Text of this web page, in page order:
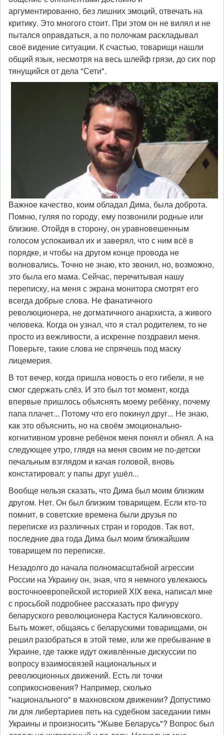
аргументированно, без лишних эмоций, отвечать на
критику. Это многого стоит. При этом он не вилял и не
пытался оправдаться, а по полочкам раскладывал
своё видение ситуации. К счастью, товарищи нашли
общий язык, несмотря на весь шлейф грязи, до сих пор
тянущийся от дела "Сети".
Важное качество, коим обладал Дима, была доброта.
Помню, гуляя по городу, ему позвонили родные или
близкие. Отойдя в сторону, он уравновешенным
голосом успокаивал их и заверял, что с ним всё в
порядке, и чтобы на другом конце провода не
волновались. Точно не знаю, кто звонил, но, возможно,
это была его мама. Сейчас, перечитывая нашу
переписку, на меня с экрана монитора смотрят его
всегда добрые слова. Не фанатичного
революционера, не догматичного анархиста, а живого
человека. Когда он узнал, что я стал родителем, то не
просто из вежливости, а искренне поздравил меня.
Поверьте, такие слова не спрячешь под маску
лицемерия.
В тот вечер, когда пришла новость о его гибели, я не
смог сдержать слёз. И это был тот момент, когда
впервые пришлось объяснять моему ребёнку, почему
папа плачет... Потому что его покинул друг... Не знаю,
как это объяснить, но на своём эмоционально-
когнитивном уровне ребёнок меня понял и обнял. А на
следующее утро, глядя на меня своим не по-детски
печальным взглядом и качая головой, вновь
констатировал: у папы друг ушёл...
Вообще нельзя сказать, что Дима был моим близким
другом. Нет. Он был близким товарищем. Если кто-то
помнит, в советские времена были друзья по
переписке из различных стран и городов. Так вот,
последние два года Дима был моим ближайшим
товарищем по переписке.
Незадолго до начала полномасштабной агрессии
России на Украину он, зная, что я немного увлекаюсь
восточноевропейской историей XIX века, написал мне
с просьбой подробнее рассказать про фигуру
беларуского революционера Кастуся Калиновского.
Быть может, общаясь с беларускими товарищами, он
решил разобраться в этой теме, или же пребывание в
Украине, где также идут оживлённые дискуссии по
вопросу взаимосвязей национальных и
революционных движений. Есть ли точки
соприкосновения? Например, сколько
"национального" в махновском движении? Допустимо
ли для либертариев петь на судебном заседании гимн
Украины и произносить "Жыве Беларусь"? Вопрос был